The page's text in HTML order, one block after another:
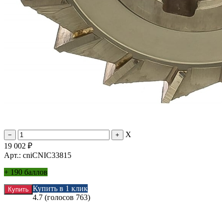
X
19 002 ₽
Арт.: cniCNIC33815
+ 190 баллов
Купить в 1 клик
4.7 (голосов 763)